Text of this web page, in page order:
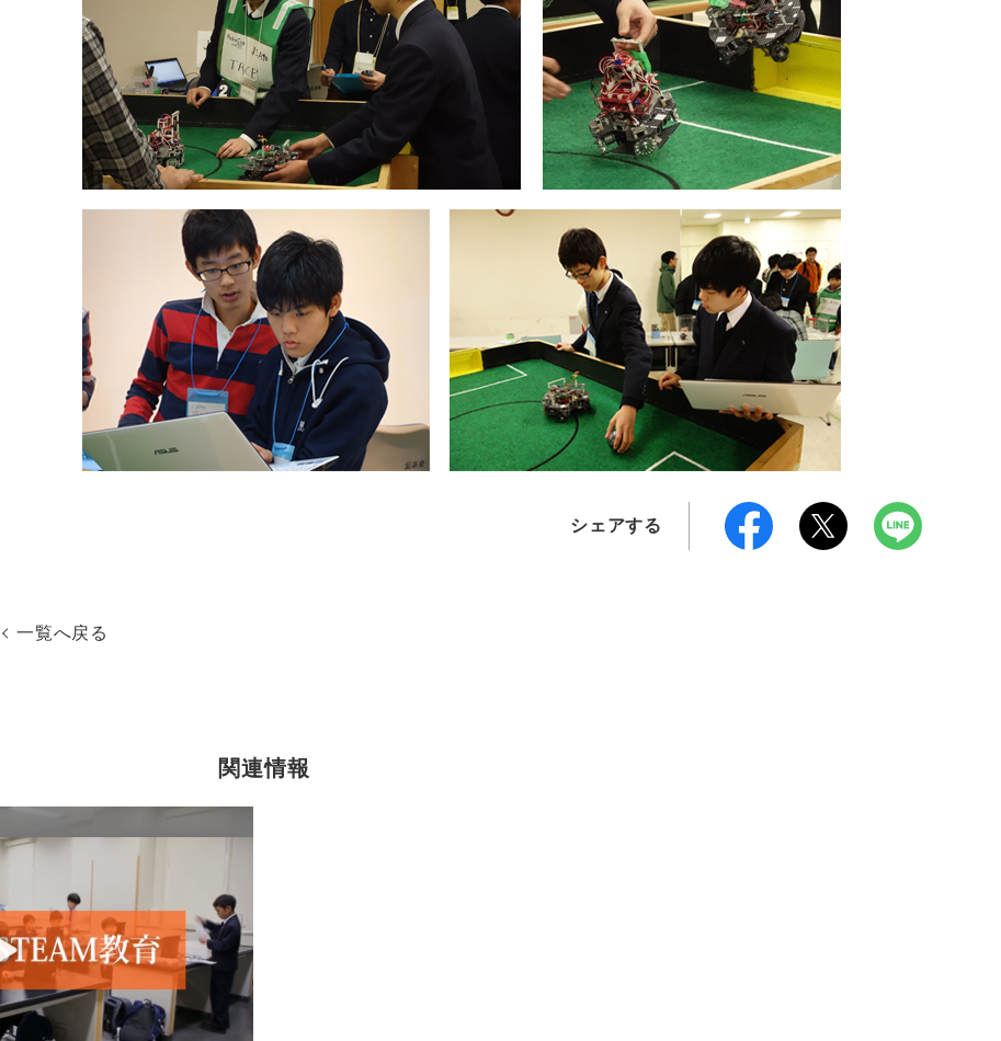
シェアする
一覧へ戻る
関連情報